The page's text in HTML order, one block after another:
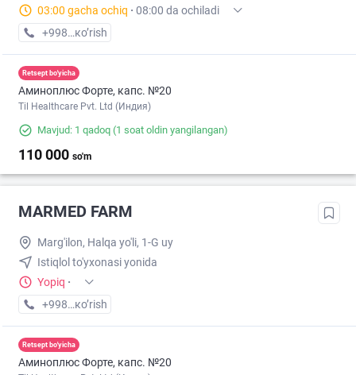
03:00 gacha ochiq · 08:00 da ochiladi
+998 (70) XXX-XX-XX
кo’rish
Retsept bo'yicha
Аминоплюс Форте, капс. №20
Til Healthcare Pvt. Ltd (Индия)
Mavjud: 1 qadoq (1 soat oldin yangilangan)
110 000 so'm
MARMED FARM
Marg'ilon, Halqa yo'li, 1-G uy
Istiqlol to'yxonasi yonida
Yopiq ·
+998 (55) XXX-XX-XX
кo’rish
Retsept bo'yicha
Аминоплюс Форте, капс. №20